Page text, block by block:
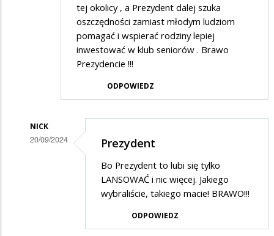
tej okolicy , a Prezydent dalej szuka
oszczędności zamiast młodym ludziom
pomagać i wspierać rodziny lepiej
inwestować w klub seniorów . Brawo
Prezydencie !!!
ODPOWIEDZ
NICK
20/09/2024
odpowiedzi
Prezydent
Bo Prezydent to lubi się tylko
LANSOWAĆ i nic więcej. Jakiego
wybraliście, takiego macie! BRAWO!!!
ODPOWIEDZ